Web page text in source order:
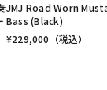
JMJ Road Worn
Bass (Black)
¥229,000 （税込）